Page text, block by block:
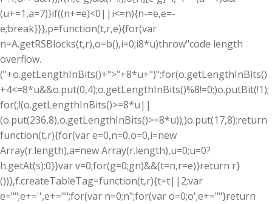
(u+=1,a=7)}if((n+=e)<0||i<=n){n-=e,e=-
e;break}}},p=function(t,r,e){for(var
n=A.getRSBlocks(t,r),o=b(),i=0;i8*u)throw"code length
overflow.
("+o.getLengthInBits()+">"+8*u+")";for(o.getLengthInBits()
+4<=8*u&&o.put(0,4);o.getLengthInBits()%8!=0;)o.putBit(!1);
for(;!(o.getLengthInBits()>=8*u||
(o.put(236,8),o.getLengthInBits()>=8*u));)o.put(17,8);return
function(t,r){for(var e=0,n=0,o=0,i=new
Array(r.length),a=new Array(r.length),u=0;u=0?
h.getAt(s):0}}var v=0;for(g=0;gn)&&(t=n,r=e)}return r}
())},f.createTableTag=function(t,r){t=t||2;var
e="";e+='',e+="";for(var n=0;n";for(var o=0;o';e+=""}return